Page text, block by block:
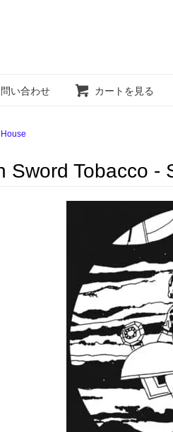
い合わせ カートを見る
House
Sword Tobacco -